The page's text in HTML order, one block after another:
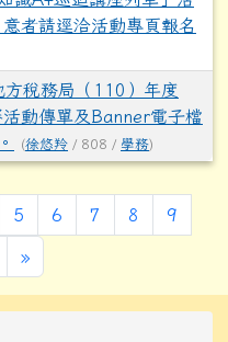
者請逕洽活動專頁報名
方稅務局（110）年度
活動傳單及Banner電子檔
(徐悠羚 / 808 / 學務)
5 6 7 8 9
一頁
»最後頁